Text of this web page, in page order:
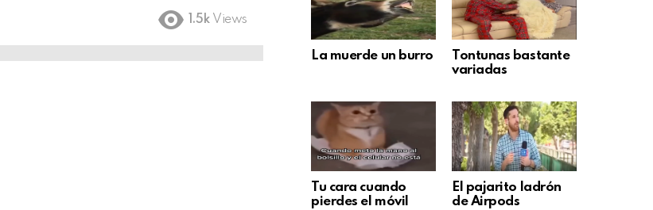
1.5k Views
La muerde un burro
Tontunas bastante
variadas
Tu cara cuando
pierdes el móvil
El pajarito ladrón
de Airpods